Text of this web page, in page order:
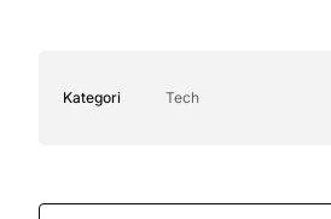
Kategori Tech